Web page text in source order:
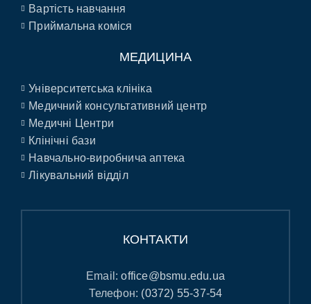
Вартість навчання
Приймальна коміся
МЕДИЦИНА
Університетська клініка
Медичний консультативний центр
Медичні Центри
Клінічні бази
Навчально-виробнича аптека
Лікувальний відділ
КОНТАКТИ
Email:office@bsmu.edu.ua
Телефон: (0372) 55-37-54